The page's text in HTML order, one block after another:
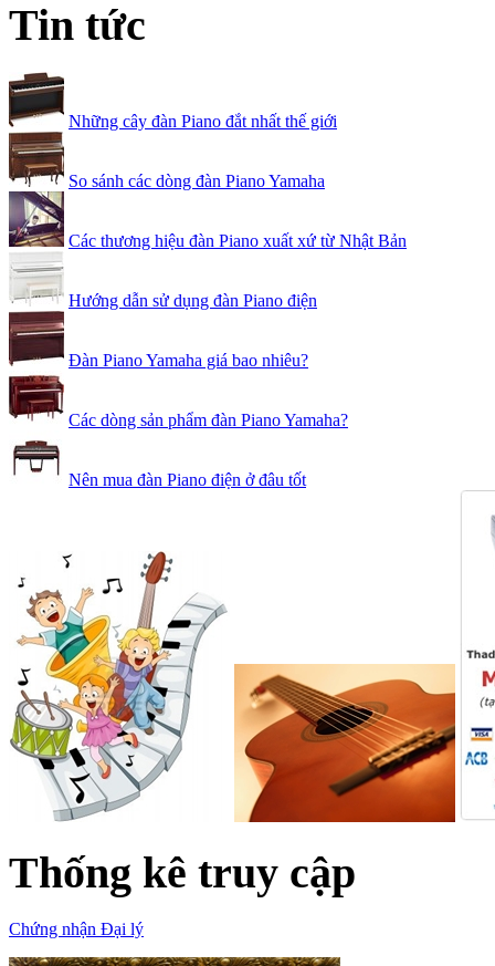
Tin tức
Những cây đàn Piano đắt nhất thế giới
So sánh các dòng đàn Piano Yamaha
Các thương hiệu đàn Piano xuất xứ từ Nhật Bản
Hướng dẫn sử dụng đàn Piano điện
Đàn Piano Yamaha giá bao nhiêu?
Các dòng sản phẩm đàn Piano Yamaha?
Nên mua đàn Piano điện ở đâu tốt
Thống kê truy cập
Chứng nhận Đại lý